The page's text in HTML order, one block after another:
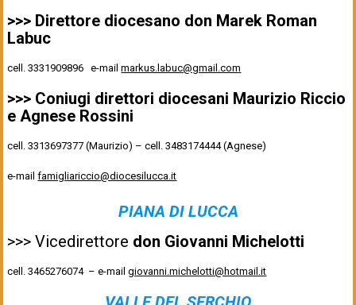
>>> Direttore diocesano don Marek Roman
Labuc
cell. 3331909896 e-mailmarkus.labuc@gmail.com
>>> Coniugi direttori diocesani Maurizio Riccio
e Agnese Rossini
cell. 3313697377 (Maurizio) – cell. 3483174444 (Agnese)
e-mailfamigliariccio@diocesilucca.it
PIANA DI LUCCA
>>> Vicedirettore don Giovanni Michelotti
cell. 3465276074 – e-mailgiovanni.michelotti@hotmail.it